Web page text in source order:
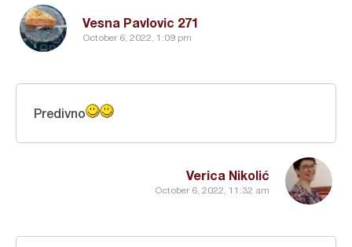
Vesna Pavlovic 271
October 6, 2022, 1:09 pm
Verica Nikolić
October 6, 2022, 11:32 am
Predivno